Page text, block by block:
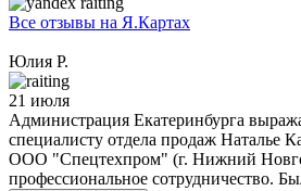
Все отзывы на Я.Картах
Юлия Р.
21 июля
Администрация Екатеринбурга
специалисту отдела продаж Наталье
ООО "Спецтехпром" (г. Нижний
профессиональное сотрудничество.